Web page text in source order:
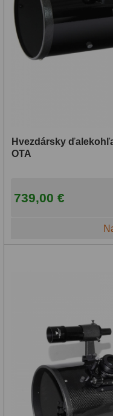
Hvezdársky
OTA
739,00 €